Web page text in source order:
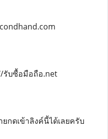
รับซื้อมือถือ.net
กดเข้าลิงค์นี้ได้เลยครับ